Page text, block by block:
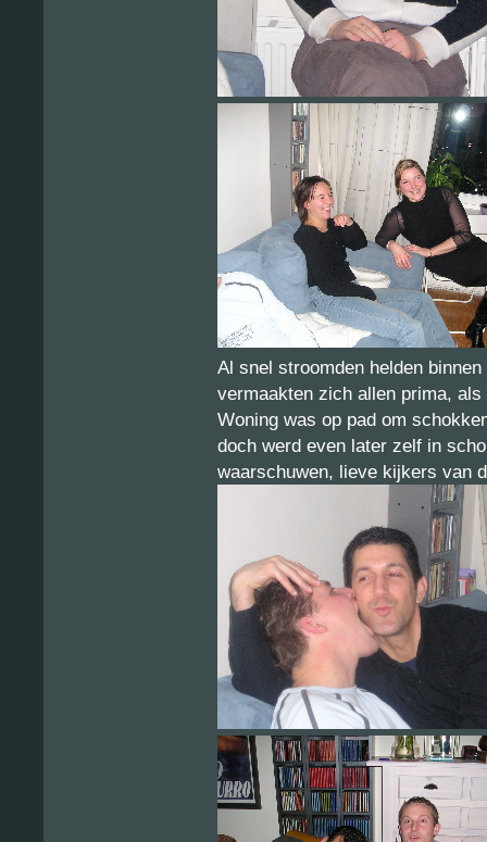
Al snel stroomden helden
vermaakten zich allen prima,
Woning was op pad om
doch werd even later zelf in
waarschuwen, lieve kijkers van